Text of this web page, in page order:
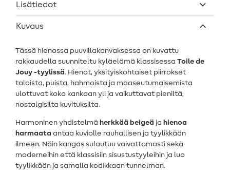
Lisätiedot
Kuvaus
Tässä hienossa puuvillakanvaksessa on kuvattu
rakkaudella suunniteltu kyläelämä klassisessa Toile de
Jouy -tyylissä. Hienot, yksityiskohtaiset piirrokset
taloista, puista, hahmoista ja maaseutumaisemista
ulottuvat koko kankaan yli ja vaikuttavat pieniltä,
nostalgisilta kuvituksilta.
Harmoninen yhdistelmä herkkää beigeä ja hienoa
harmaata antaa kuviolle rauhallisen ja tyylikkään
ilmeen. Näin kangas sulautuu vaivattomasti sekä
moderneihin että klassisiin sisustustyyleihin ja luo
tyylikkään ja samalla kodikkaan tunnelman.